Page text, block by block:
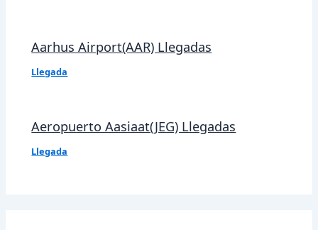
Aarhus Airport(AAR) Llegadas
Llegada
Aeropuerto Aasiaat(JEG) Llegadas
Llegada